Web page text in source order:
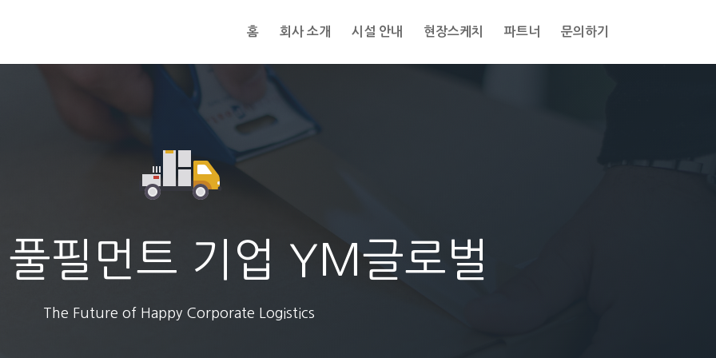
홈 회사 소개 시설 안내 현장스케치 파트너 문의하기
필먼트 기업 YM글로벌
The Future of Happy Corporate Logistics